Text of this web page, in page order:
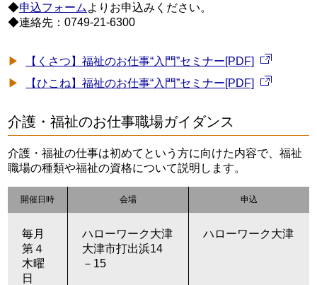
◆申込フォーム よりお申込みください。
◆連絡先：0749-21-6300
【くさつ】福祉のお仕事“入門”セミナー[PDF]
【ひこね】福祉のお仕事“入門”セミナー[PDF]
介護・福祉のお仕事職場ガイダンス
介護・福祉の仕事は初めてという方に向けた内容で、福祉
職場の種類や福祉の資格について説明します。
開催日時 会場 申込
毎月
第４
木曜
日
ハローワーク大津
大津市打出浜14
－15
ハローワーク大津